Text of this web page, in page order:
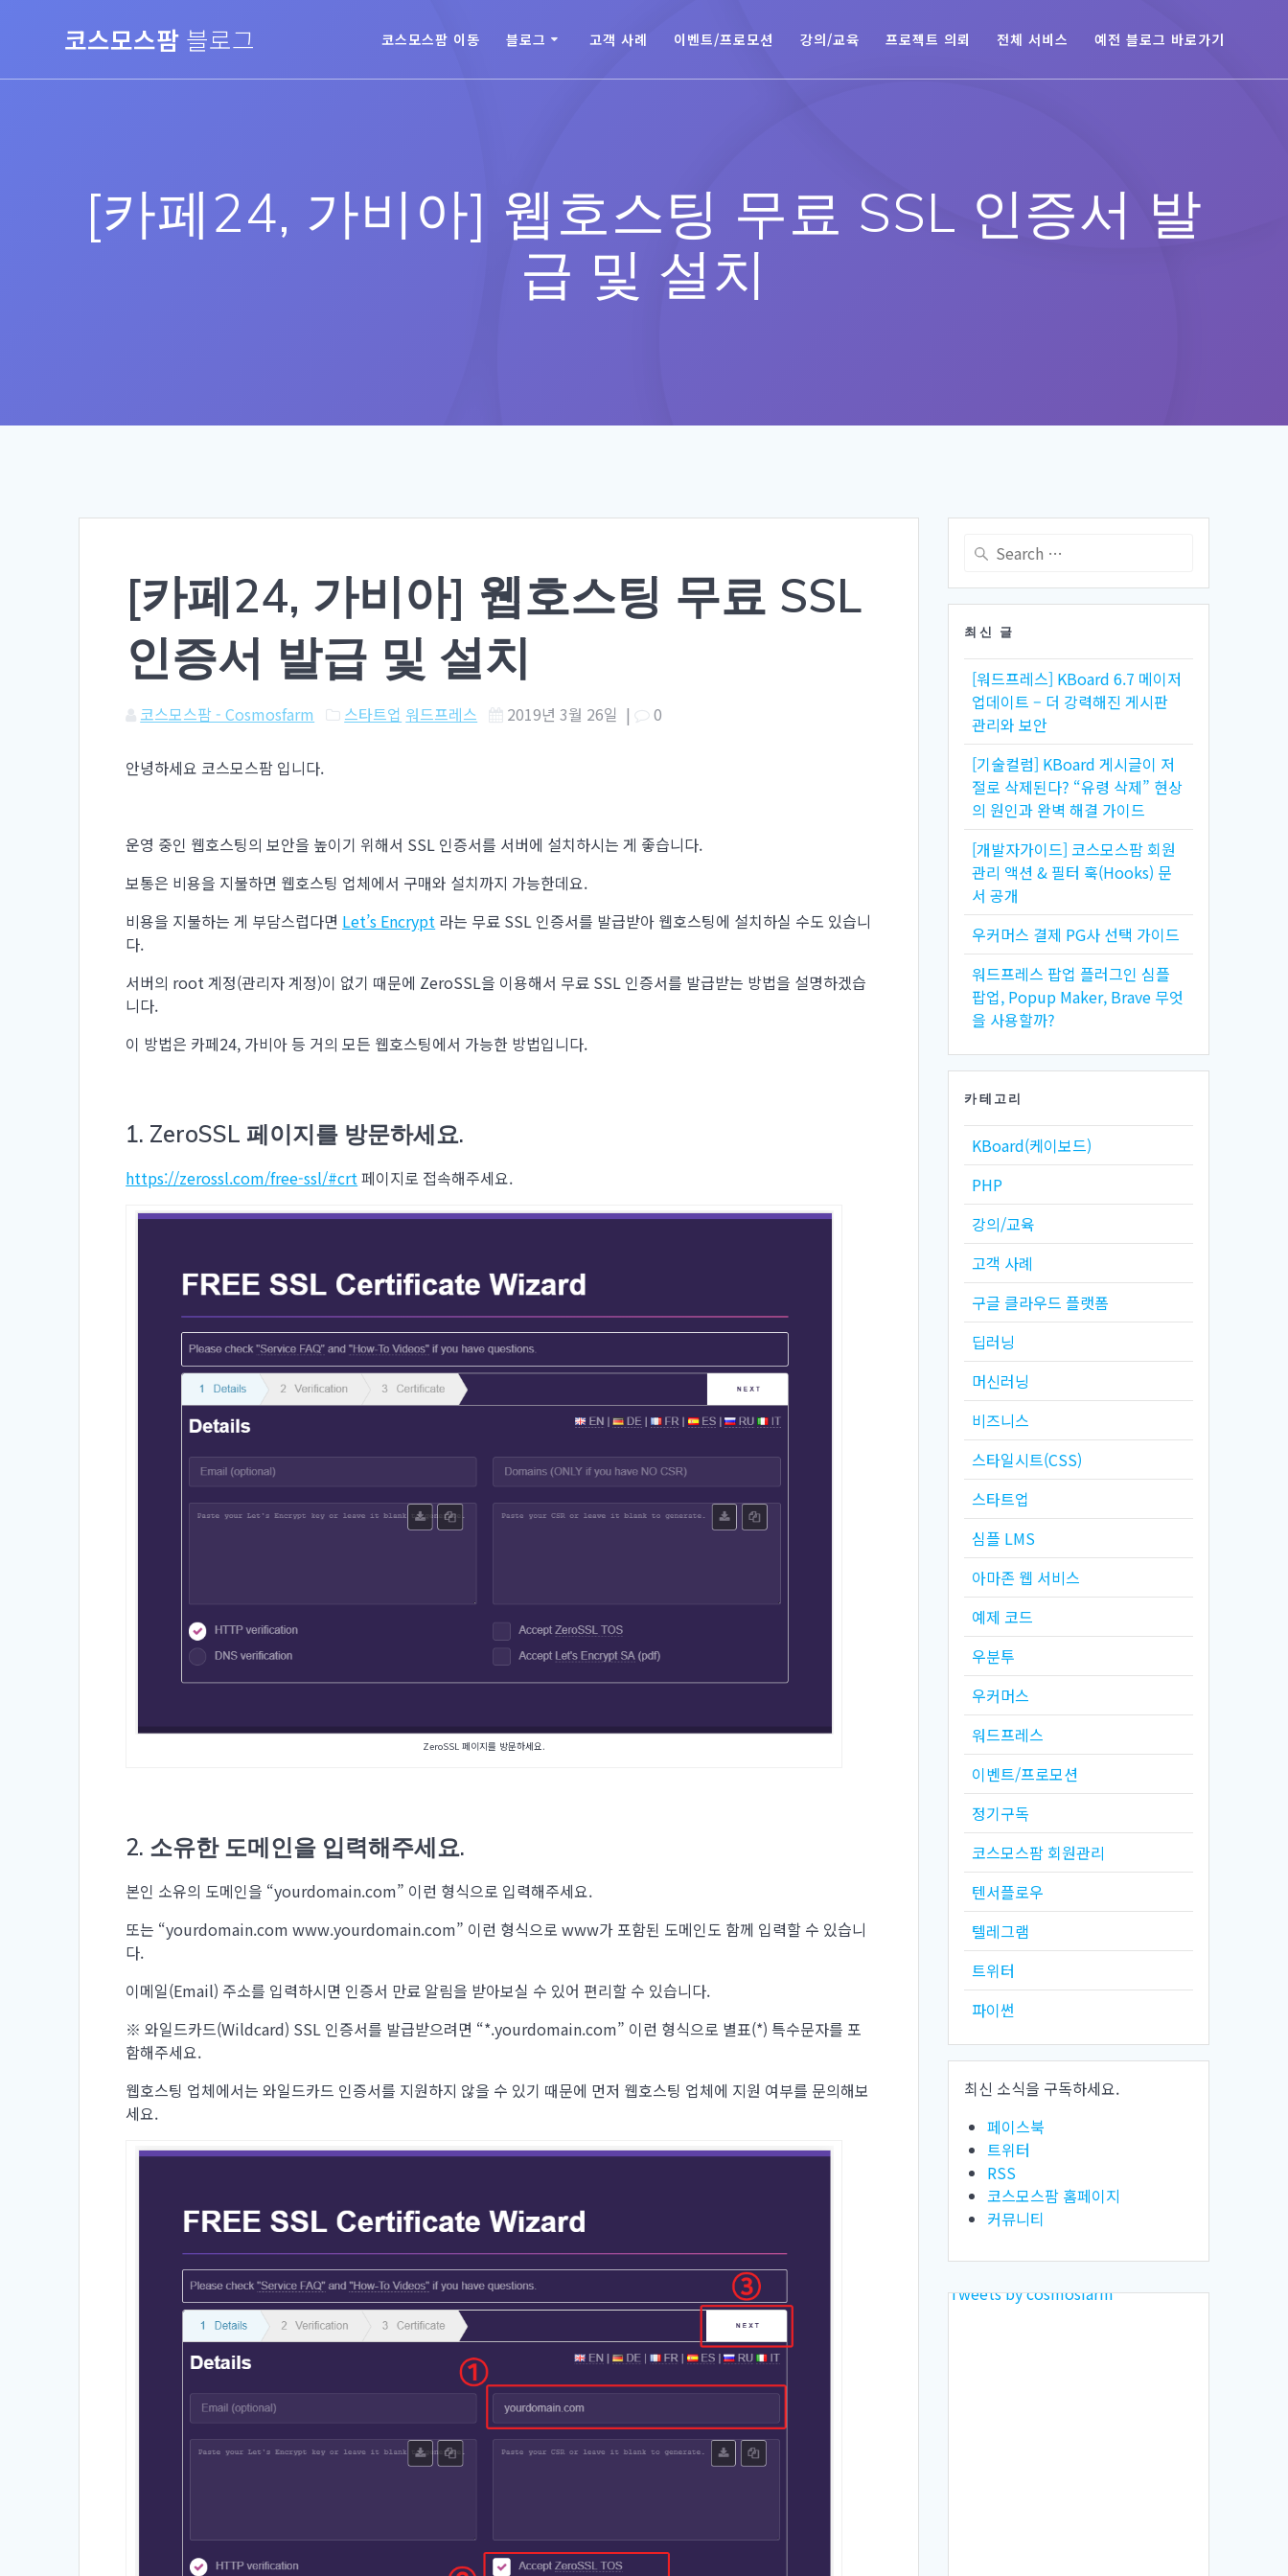
코스모스팜 블로그 코스모스팜 이동 블로그 고객 사례 이벤트/프로모션 강의/교육 프로젝트 의뢰 전체 서비스 예전 블로그 바로가기
[카페24, 가비아] 웹호스팅 무료 SSL 인증서 발
급 및 설치
[카페24, 가비아] 웹호스팅 무료 SSL
인증서 발급 및 설치
코스모스팜 - Cosmosfarm 스타트업 워드프레스 2019년 3월 26일 | 0
안녕하세요 코스모스팜 입니다.
운영 중인 웹호스팅의 보안을 높이기 위해서 SSL 인증서를 서버에 설치하시는 게 좋습니다.
보통은 비용을 지불하면 웹호스팅 업체에서 구매와 설치까지 가능한데요.
비용을 지불하는 게 부담스럽다면 Let’s Encrypt 라는 무료 SSL 인증서를 발급받아 웹호스팅에 설치하실 수도 있습니
다.
서버의 root 계정(관리자 계정)이 없기 때문에 ZeroSSL을 이용해서 무료 SSL 인증서를 발급받는 방법을 설명하겠습
니다.
이 방법은 카페24, 가비아 등 거의 모든 웹호스팅에서 가능한 방법입니다.
1. ZeroSSL 페이지를 방문하세요.
https://zerossl.com/free-ssl/#crt 페이지로 접속해주세요.
ZeroSSL 페이지를 방문하세요.
2. 소유한 도메인을 입력해주세요.
본인 소유의 도메인을 “yourdomain.com” 이런 형식으로 입력해주세요.
또는 “yourdomain.com www.yourdomain.com” 이런 형식으로 www가 포함된 도메인도 함께 입력할 수 있습니
다.
이메일(Email) 주소를 입력하시면 인증서 만료 알림을 받아보실 수 있어 편리할 수 있습니다.
※ 와일드카드(Wildcard) SSL 인증서를 발급받으려면 “*.yourdomain.com” 이런 형식으로 별표(*) 특수문자를 포
함해주세요.
웹호스팅 업체에서는 와일드카드 인증서를 지원하지 않을 수 있기 때문에 먼저 웹호스팅 업체에 지원 여부를 문의해보
세요.
Search
for:
최신 글
[워드프레스] KBoard 6.7 메이저
업데이트 – 더 강력해진 게시판
관리와 보안
[기술컬럼] KBoard 게시글이 저
절로 삭제된다? “유령 삭제” 현상
의 원인과 완벽 해결 가이드
[개발자가이드] 코스모스팜 회원
관리 액션 & 필터 훅(Hooks) 문
서 공개
우커머스 결제 PG사 선택 가이드
워드프레스 팝업 플러그인 심플
팝업, Popup Maker, Brave 무엇
을 사용할까?
카테고리
KBoard(케이보드)
PHP
강의/교육
고객 사례
구글 클라우드 플랫폼
딥러닝
머신러닝
비즈니스
스타일시트(CSS)
스타트업
심플 LMS
아마존 웹 서비스
예제 코드
우분투
우커머스
워드프레스
이벤트/프로모션
정기구독
코스모스팜 회원관리
텐서플로우
텔레그램
트위터
파이썬
최신 소식을 구독하세요.
페이스북
트위터
RSS
코스모스팜 홈페이지
커뮤니티
Tweets by cosmosfarm